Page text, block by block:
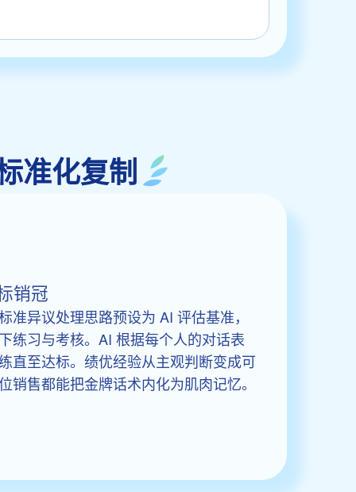
准化复制
销冠
准异议处理思路预设为 AI 评估基准，
练习与考核。AI 根据每个人的对话表
直至达标。绩优经验从主观判断变成可
销售都能把金牌话术内化为肌肉记忆。